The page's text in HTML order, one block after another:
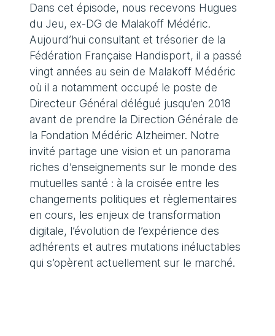
Dans cet épisode, nous recevons Hugues
du Jeu, ex-DG de Malakoff Médéric.
Aujourd’hui consultant et trésorier de la
Fédération Française Handisport, il a passé
vingt années au sein de Malakoff Médéric
où il a notamment occupé le poste de
Directeur Général délégué jusqu’en 2018
avant de prendre la Direction Générale de
la Fondation Médéric Alzheimer. Notre
invité partage une vision et un panorama
riches d’enseignements sur le monde des
mutuelles santé : à la croisée entre les
changements politiques et règlementaires
en cours, les enjeux de transformation
digitale, l’évolution de l’expérience des
adhérents et autres mutations inéluctables
qui s’opèrent actuellement sur le marché.